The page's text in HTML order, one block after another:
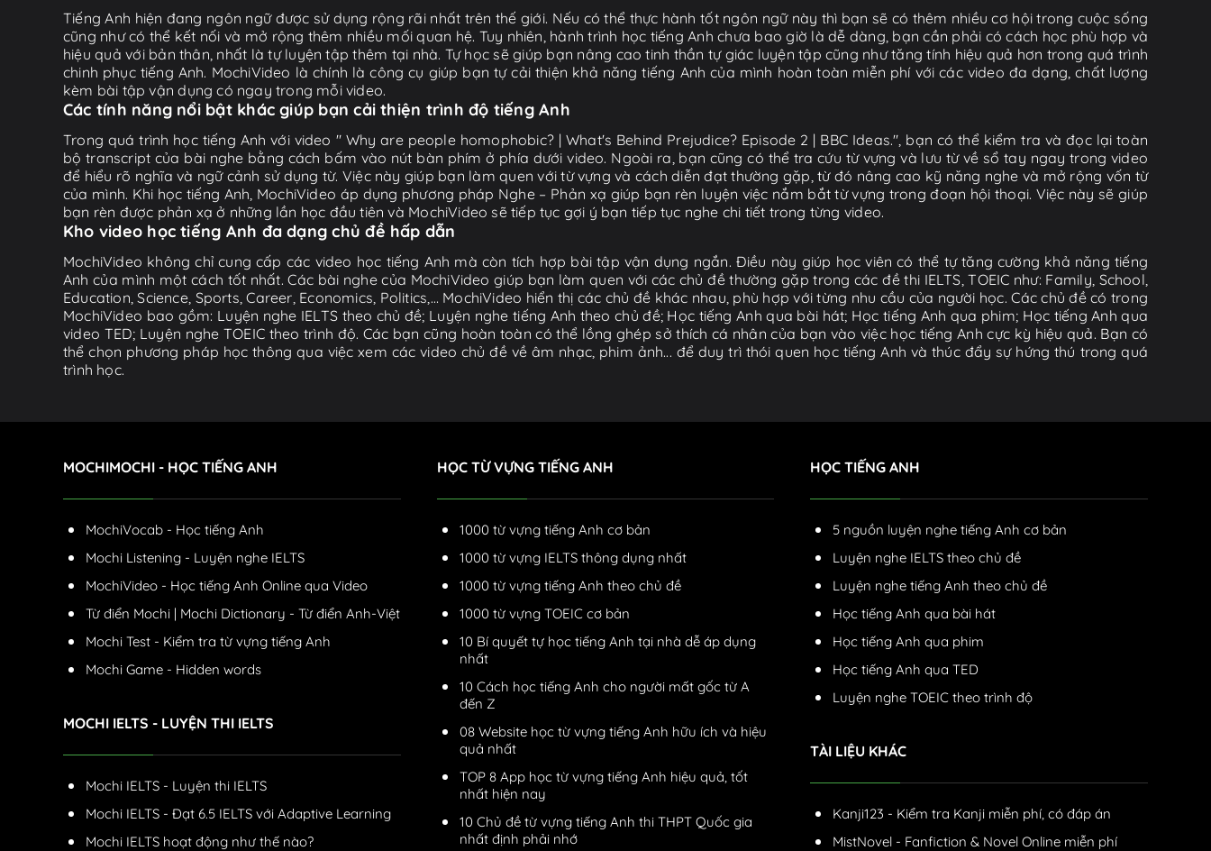
Tiếng Anh hiện đang ngôn ngữ được sử dụng rộng rãi nhất trên thế giới. Nếu có thể thực hành tốt ngôn ngữ này thì bạn sẽ có thêm nhiều cơ hội trong cuộc sống
cũng như có thể kết nối và mở rộng thêm nhiều mối quan hệ. Tuy nhiên, hành trình học tiếng Anh chưa bao giờ là dễ dàng, bạn cần phải có cách học phù hợp và
hiệu quả với bản thân, nhất là tự luyện tập thêm tại nhà. Tự học sẽ giúp bạn nâng cao tinh thần tự giác luyện tập cũng như tăng tính hiệu quả hơn trong quá trình
chinh phục tiếng Anh. MochiVideo là chính là công cụ giúp bạn tự cải thiện khả năng tiếng Anh của mình hoàn toàn miễn phí với các video đa dạng, chất lượng
kèm bài tập vận dụng có ngay trong mỗi video.
Các tính năng nổi bật khác giúp bạn cải thiện trình độ tiếng Anh
Trong quá trình học tiếng Anh với video " Why are people homophobic? | What's Behind Prejudice? Episode 2 | BBC Ideas.", bạn có thể kiểm tra và đọc lại toàn
bộ transcript của bài nghe bằng cách bấm vào nút bàn phím ở phía dưới video. Ngoài ra, bạn cũng có thể tra cứu từ vựng và lưu từ về sổ tay ngay trong video
để hiểu rõ nghĩa và ngữ cảnh sử dụng từ. Việc này giúp bạn làm quen với từ vựng và cách diễn đạt thường gặp, từ đó nâng cao kỹ năng nghe và mở rộng vốn từ
của mình. Khi học tiếng Anh, MochiVideo áp dụng phương pháp Nghe – Phản xạ giúp bạn rèn luyện việc nắm bắt từ vựng trong đoạn hội thoại. Việc này sẽ giúp
bạn rèn được phản xạ ở những lần học đầu tiên và MochiVideo sẽ tiếp tục gợi ý bạn tiếp tục nghe chi tiết trong từng video.
Kho video học tiếng Anh đa dạng chủ đề hấp dẫn
MochiVideo không chỉ cung cấp các video học tiếng Anh mà còn tích hợp bài tập vận dụng ngắn. Điều này giúp học viên có thể tự tăng cường khả năng tiếng
Anh của mình một cách tốt nhất. Các bài nghe của MochiVideo giúp bạn làm quen với các chủ đề thường gặp trong các đề thi IELTS, TOEIC như: Family, School,
Education, Science, Sports, Career, Economics, Politics,… MochiVideo hiển thị các chủ đề khác nhau, phù hợp với từng nhu cầu của người học. Các chủ đề có trong
MochiVideo bao gồm: Luyện nghe IELTS theo chủ đề; Luyện nghe tiếng Anh theo chủ đề; Học tiếng Anh qua bài hát; Học tiếng Anh qua phim; Học tiếng Anh qua
video TED; Luyện nghe TOEIC theo trình độ. Các bạn cũng hoàn toàn có thể lồng ghép sở thích cá nhân của bạn vào việc học tiếng Anh cực kỳ hiệu quả. Bạn có
thể chọn phương pháp học thông qua việc xem các video chủ đề về âm nhạc, phim ảnh... để duy trì thói quen học tiếng Anh và thúc đẩy sự hứng thú trong quá
trình học.
MOCHIMOCHI - HỌC TIẾNG ANH
MochiVocab - Học tiếng Anh
Mochi Listening - Luyện nghe IELTS
MochiVideo - Học tiếng Anh Online qua Video
Từ điển Mochi | Mochi Dictionary - Từ điển Anh-Việt
Mochi Test - Kiểm tra từ vựng tiếng Anh
Mochi Game - Hidden words
MOCHI IELTS - LUYỆN THI IELTS
Mochi IELTS - Luyện thi IELTS
Mochi IELTS - Đạt 6.5 IELTS với Adaptive Learning
Mochi IELTS hoạt động như thế nào?
HỌC TỪ VỰNG TIẾNG ANH
1000 từ vựng tiếng Anh cơ bản
1000 từ vựng IELTS thông dụng nhất
1000 từ vựng tiếng Anh theo chủ đề
1000 từ vựng TOEIC cơ bản
10 Bí quyết tự học tiếng Anh tại nhà dễ áp dụng
nhất
10 Cách học tiếng Anh cho người mất gốc từ A
đến Z
08 Website học từ vựng tiếng Anh hữu ích và hiệu
quả nhất
TOP 8 App học từ vựng tiếng Anh hiệu quả, tốt
nhất hiện nay
10 Chủ đề từ vựng tiếng Anh thi THPT Quốc gia
nhất định phải nhớ
HỌC TIẾNG ANH
5 nguồn luyện nghe tiếng Anh cơ bản
Luyện nghe IELTS theo chủ đề
Luyện nghe tiếng Anh theo chủ đề
Học tiếng Anh qua bài hát
Học tiếng Anh qua phim
Học tiếng Anh qua TED
Luyện nghe TOEIC theo trình độ
TÀI LIỆU KHÁC
Kanji123 - Kiểm tra Kanji miễn phí, có đáp án
MistNovel - Fanfiction & Novel Online miễn phí